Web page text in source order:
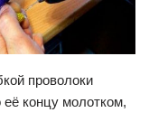
проволоки
концу молотком,